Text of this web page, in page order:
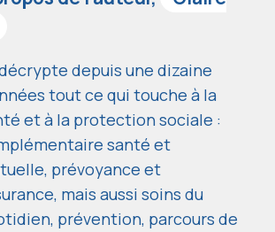
depuis une dizaine
tout ce qui touche à la
et à la protection sociale :
santé et
prévoyance et
mais aussi soins du
prévention, parcours de